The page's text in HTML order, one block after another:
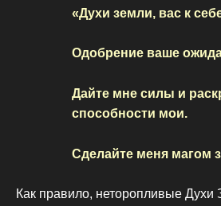
«Духи земли, вас к
Одобрение ваше
Дайте мне силы и
способности мои.
Сделайте меня магом
Как правило, неторопливые